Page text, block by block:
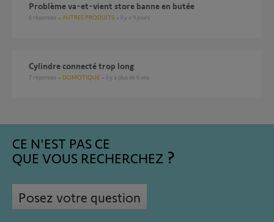
Problème va-et-vient store banne en butée
6 réponses AUTRES PRODUITS il y a 9 jours
cylindre connecté trop long
7 réponses DOMOTIQUE il y a plus de 6 ans
CE N'EST PAS CE
QUE VOUS RECHERCHEZ
Posez votre question